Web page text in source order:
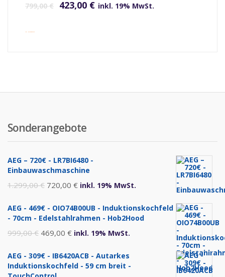
799,00€ 423,00 € inkl. 19% MwSt.
inkl. Versandkosten
Sonderangebote
AEG – 720€ - LR7BI6480 -
Einbauwaschmaschine
1.299,00€ Ursprünglicher
war:
720,00 €Aktueller
ist:
inkl. 19% MwSt.
AEG - 469€ - OIO74B00UB - Induktionskochfeld
- 70cm - Edelstahlrahmen - Hob2Hood
999,00€ Ursprünglicher
war:
999,00 €
469,00 €Aktueller
ist:
inkl. 19% MwSt.
AEG - 309€ - IB6420ACB - Autarkes
Induktionskochfeld - 59 cm breit -